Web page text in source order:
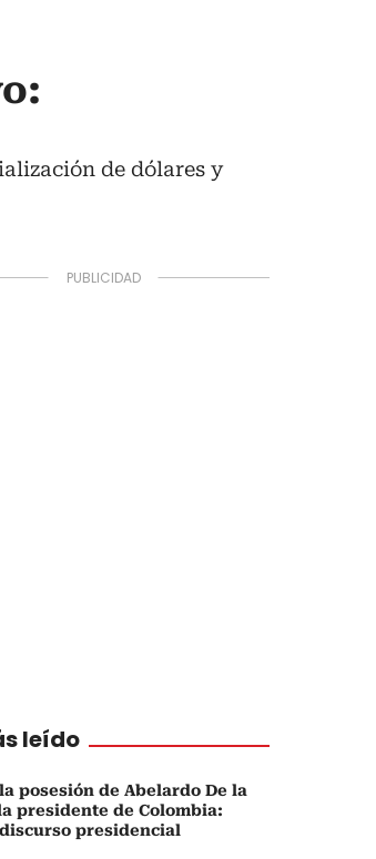
de dólares y
leído
posesión de Abelardo De la
presidente de Colombia:
presidencial